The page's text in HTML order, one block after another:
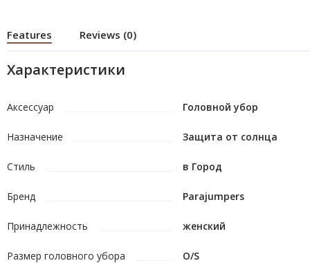
Features Reviews (0)
Характеристики
Аксессуар Головной убор
Назначение Защита от солнца
Стиль в Город
Бренд Parajumpers
Принадлежность женский
Размер головного убора O/S